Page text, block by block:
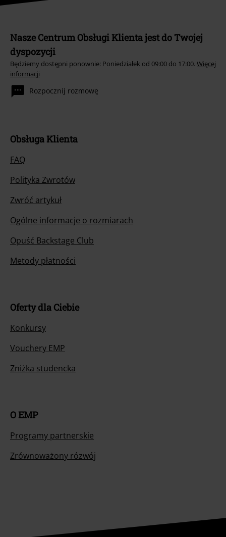
Nasze Centrum Obsługi Klienta jest do Twojej
dyspozycji
Będziemy dostępni ponownie: Poniedziałek od 09:00 do 17:00. Więcej
informacji
Rozpocznij rozmowę
Obsługa Klienta
FAQ
Polityka Zwrotów
Zwróć artykuł
Ogólne informacje o rozmiarach
Opuść Backstage Club
Metody płatności
Oferty dla Ciebie
Konkursy
Vouchery EMP
Zniżka studencka
O EMP
Programy partnerskie
Zrównoważony rózwój